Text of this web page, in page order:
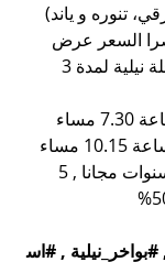
تنوره و ياند)
الساعة 3 عصرا السعر عرض
مساء
#بواخر_نيلية , #اس